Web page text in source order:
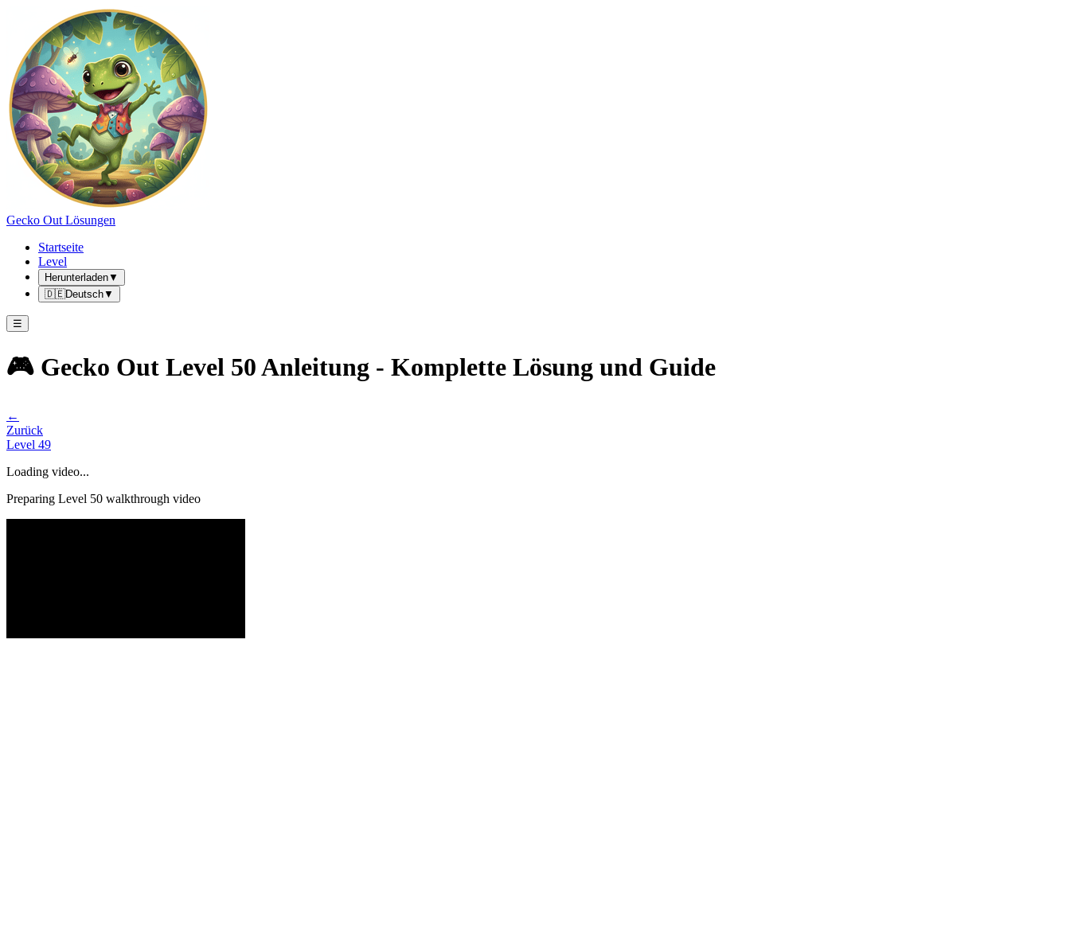
Gecko Out Lösungen
Startseite
Level
Herunterladen▼
🇩🇪Deutsch▼
☰
🎮 Gecko Out Level 50 Anleitung - Komplette Lösung und Guide
←
Zurück
Level 49
Loading video...
Preparing Level 50 walkthrough video